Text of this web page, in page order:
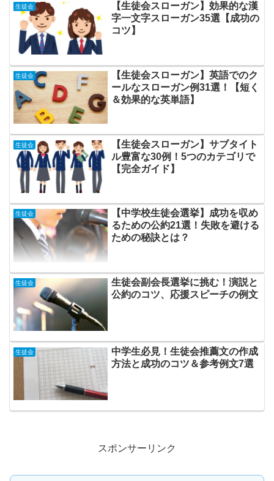
生徒会
【生徒会スローガン】効果的な漢
字一文字スローガン35選【成功の
コツ】
生徒会
【生徒会スローガン】英語でのク
ールなスローガン例31選！【短く
＆効果的な英単語】
生徒会
【生徒会スローガン】サブタイト
ル豊富な30例！5つのカテゴリで
【完全ガイド】
生徒会
【中学校生徒会選挙】成功を収め
るための公約21選！失敗を避ける
ための秘訣とは？
生徒会
生徒会副会長選挙に挑む！演説と
公約のコツ、応援スピーチの例文
生徒会
中学生必見！生徒会推薦文の作成
方法と成功のコツ＆参考例文7選
スポンサーリンク